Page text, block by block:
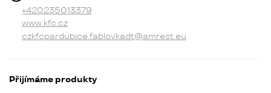
+420235013379
www.kfc.cz
czkfcpardubice.fablovkadt@amrest.eu
Přijímáme produkty